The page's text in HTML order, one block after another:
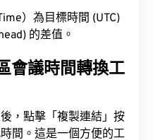
）為目標時間 (UTC)
的差值。
會議時間轉換工
，點擊「複製連結」按
間。這是一個方便的工